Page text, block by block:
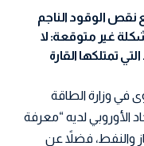
نقص الوقود الناجم
غير متوقعة: لا
تمتلكها القارة
وزارة الطاقة
الأوروبي لديه “معرفة
والنفط، فضلاً عن